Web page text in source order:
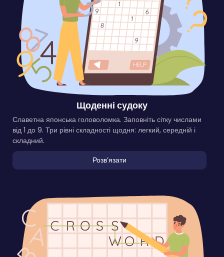
Щоденні судоку
Славетна японська головоломка. Заповніть сітку числами
від 1 до 9. Три рівні складності щодня: легкий, середній і
складний.
Розвʼязати